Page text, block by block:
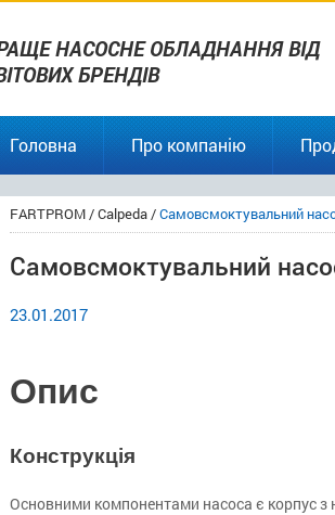
НАСОСНЕ ОБЛАДНАННЯ ВІД
БРЕНДІВ
Головна Про компанію
FARTPROM/Calpeda/Самовсмоктувальний
Самовсмоктувальний
23.01.2017
Опис
Конструкція
Основними компонентами насоса є корпус з